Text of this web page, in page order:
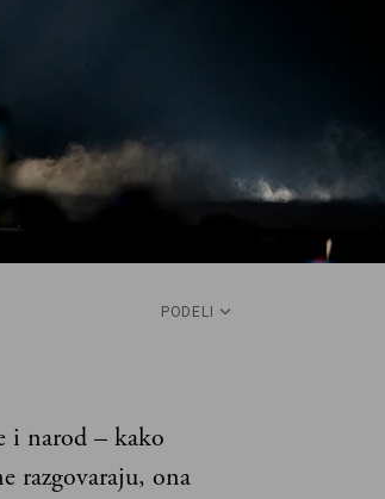
PODELI
i narod – kako
razgovaraju, ona